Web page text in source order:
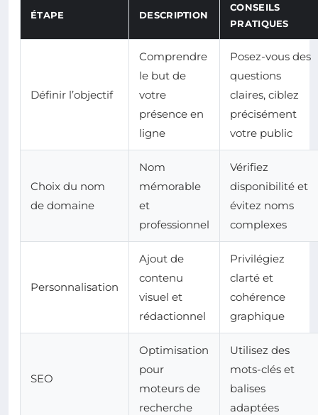
ÉTAPE DESCRIPTION
CONSEILS
PRATIQUES
Définir l’objectif
Comprendre
le but de
votre
présence en
ligne
Posez-vous des
questions
claires, ciblez
précisément
votre public
Choix du nom
de domaine
Nom
mémorable
et
professionnel
Vérifiez
disponibilité et
évitez noms
complexes
Personnalisation
Ajout de
contenu
visuel et
rédactionnel
Privilégiez
clarté et
cohérence
graphique
SEO
Optimisation
pour
moteurs de
recherche
Utilisez des
mots-clés et
balises
adaptées